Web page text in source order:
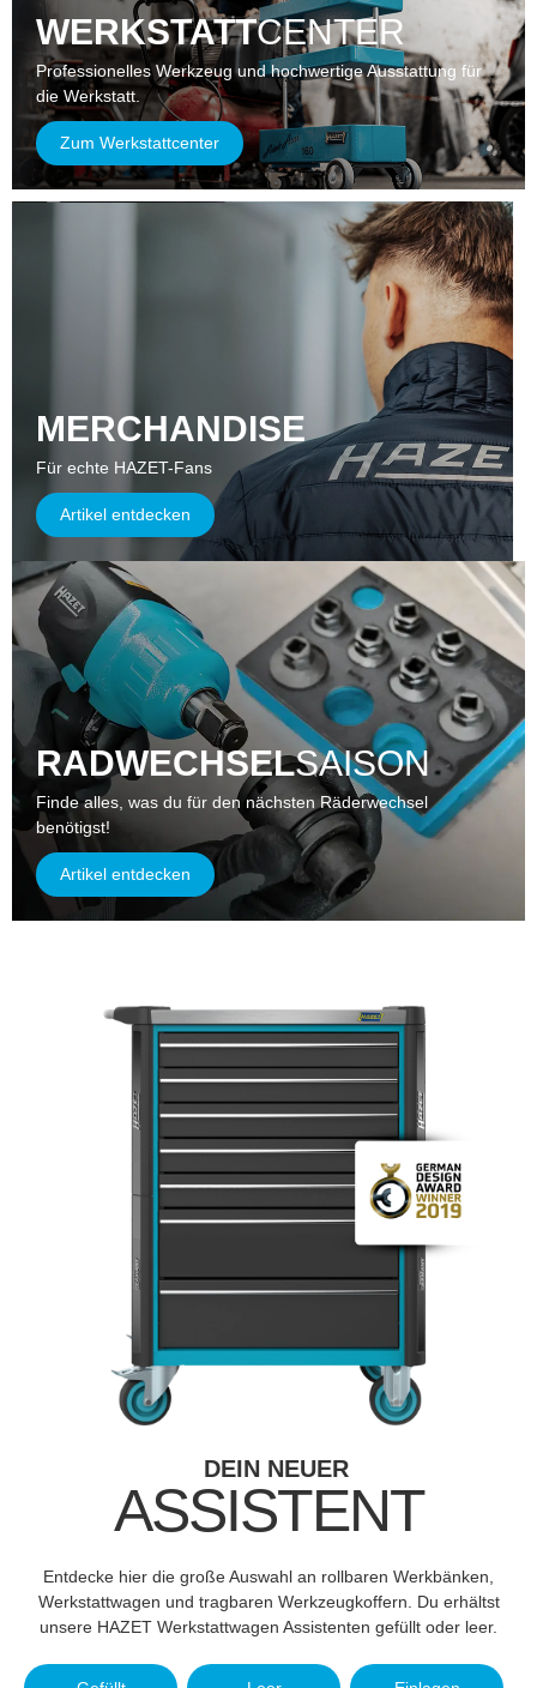
WERKSTATTCENTER
Professionelles Werkzeug und hochwertige Ausstattung für
die Werkstatt.
Zum Werkstattcenter
MERCHANDISE
Für echte HAZET-Fans
Artikel entdecken
RADWECHSELSAISON
Finde alles, was du für den nächsten Räderwechsel
benötigst!
Artikel entdecken
DEIN NEUER
ASSISTENT
Entdecke hier die große Auswahl an rollbaren Werkbänken,
Werkstattwagen und tragbaren Werkzeugkoffern. Du erhältst
unsere HAZET Werkstattwagen Assistenten gefüllt oder leer.